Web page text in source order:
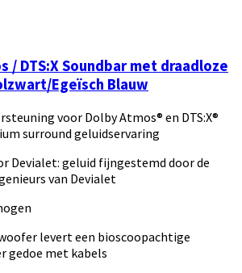
/ DTS:X Soundbar met draadloze
Egeïsch Blauw
voor Dolby Atmos® en DTS:X®
surround geluidservaring
Devialet: geluid fijngestemd door de
van Devialet
levert een bioscoopachtige
gedoe met kabels